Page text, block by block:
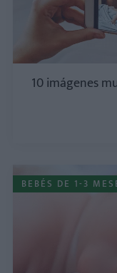
10 imágenes
BEBÉS DE 1-3